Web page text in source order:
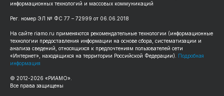
информационных технологий и массовых коммуникаций
Рег. номер ЭЛ № ФС 77 – 72999 от 06.06.2018
На сайте riamo.ru применяются рекомендательные технологии (информационные
технологии предоставления информации на основе сбора, систематизации и
анализа сведений, относящихся к предпочтениям пользователей сети
«Интернет», находящихся на территории Российской Федерации). Подробная
информация
© 2012-2026 «РИАМО».
Все права защищены